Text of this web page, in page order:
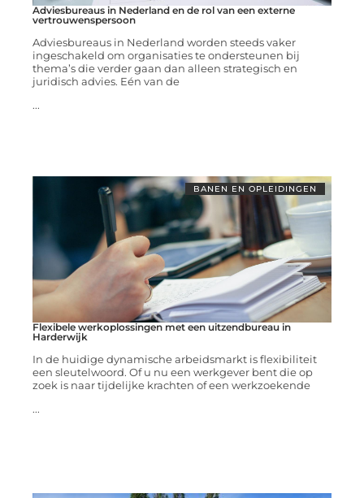
Adviesbureaus in Nederland en de rol van een externe
vertrouwenspersoon
Adviesbureaus in Nederland worden steeds vaker
ingeschakeld om organisaties te ondersteunen bij
thema’s die verder gaan dan alleen strategisch en
juridisch advies. Eén van de
...
BANEN EN OPLEIDINGEN
Flexibele werkoplossingen met een uitzendbureau in
Harderwijk
In de huidige dynamische arbeidsmarkt is flexibiliteit
een sleutelwoord. Of u nu een werkgever bent die op
zoek is naar tijdelijke krachten of een werkzoekende
...